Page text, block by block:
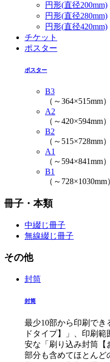
円形(直径200mm)
円形(直径280mm)
円形(直径420mm)
チケット
ポスター
ポスター
B3
（～364×515mm）
A2
（～420×594mm）
B2
（～515×728mm）
A1
（～594×841mm）
B1
（～728×1030mm
冊子・本類
中綴じ冊子
無線綴じ冊子
その他
封筒
封筒
最少10部から印刷で
ドタイプ】」、印刷
安な「刷り込み封筒【
部分も含めてほとんど